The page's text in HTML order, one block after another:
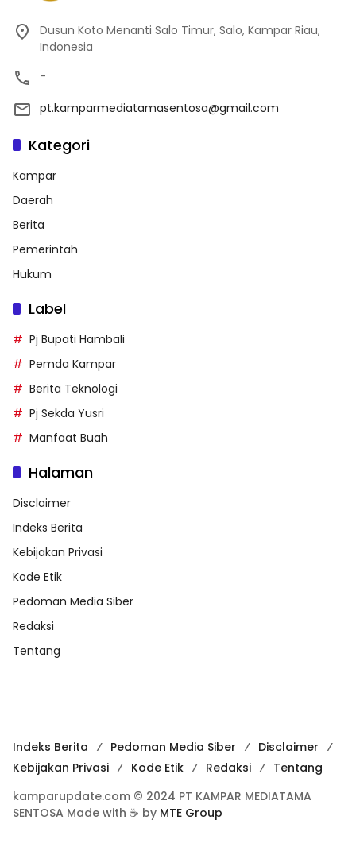
Dusun Koto Menanti Salo Timur, Salo, Kampar Riau,
Indonesia
-
pt.kamparmediatamasentosa@gmail.com
Kategori
Kampar
Daerah
Berita
Pemerintah
Hukum
Label
Pj Bupati Hambali
Pemda Kampar
Berita Teknologi
Pj Sekda Yusri
Manfaat Buah
Halaman
Disclaimer
Indeks Berita
Kebijakan Privasi
Kode Etik
Pedoman Media Siber
Redaksi
Tentang
Indeks Berita Pedoman Media Siber
Disclaimer
Kebijakan Privasi
Kode Etik Redaksi
Tentang
kamparupdate.com © 2024 PT KAMPAR MEDIATAMA
SENTOSA Made with ☕ by MTE Group